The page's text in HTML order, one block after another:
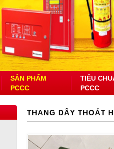
SẢN PHẨM
PCCC
TIÊU
PCCC
THANG DÂY THOÁT